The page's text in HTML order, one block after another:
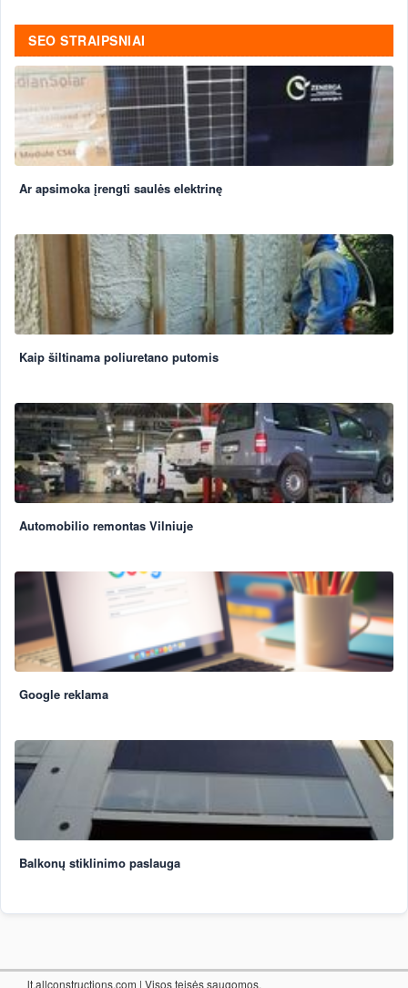
SEO STRAIPSNIAI
Ar apsimoka įrengti saulės elektrinę
Kaip šiltinama poliuretano putomis
Automobilio remontas Vilniuje
Google reklama
Balkonų stiklinimo paslauga
lt.allconstructions.com | Visos teisės saugomos.